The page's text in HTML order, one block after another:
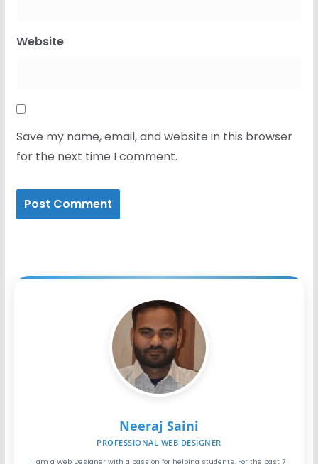
Website
Save my name, email, and website in this browser
for the next time I comment.
Neeraj Saini
PROFESSIONAL WEB DESIGNER
I am a Web Designer with a passion for helping students. For the past 7